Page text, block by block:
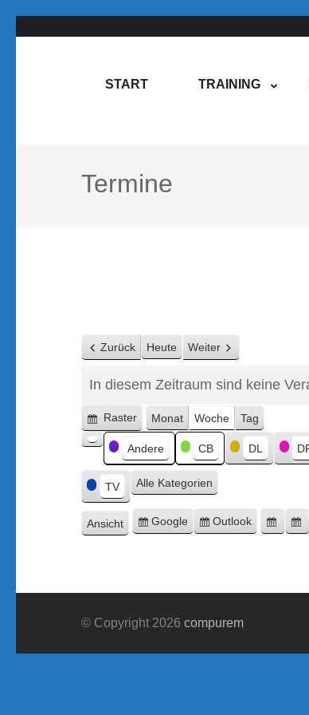
START TRAINING
Termine
Zurück Heute Weiter
In diesem Zeitraum sind keine
Anzeigen
als
Raster Monat Woche Tag
Kategorien
Kategorie
ohne
Titel
Andere CB DL
TV Alle Kategorien
Ansicht ausdrucken
Eintragen
Google
Eintragen
Outlook
© Copyright 2026 compurem